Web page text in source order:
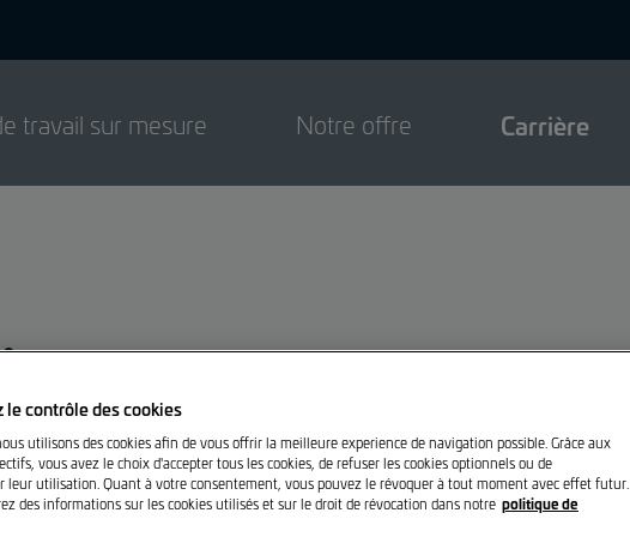
travail sur mesure Notre offre Carrière
les choses est au bon endroit.
le contrôle des cookies
utilisons des cookies afin de vous offrir la meilleure experience de navigation possible. Grâce aux
vous avez le choix d'accepter tous les cookies, de refuser les cookies optionnels ou de
leur utilisation. Quant à votre consentement, vous pouvez le révoquer à tout moment avec effet futur.
des informations sur les cookies utilisés et sur le droit de révocation dans notre politique de